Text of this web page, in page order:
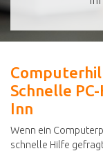
Schnelle
Inn
Wenn ein
schnelle Hilfe